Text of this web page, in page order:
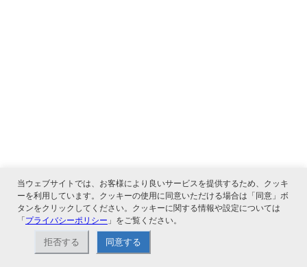
当ウェブサイトでは、お客様により良いサービスを提供するため、クッキ
ーを利用しています。クッキーの使用に同意いただける場合は「同意」ボ
タンをクリックしてください。クッキーに関する情報や設定については
「プライバシーポリシー 」をご覧ください。
拒否する 同意する